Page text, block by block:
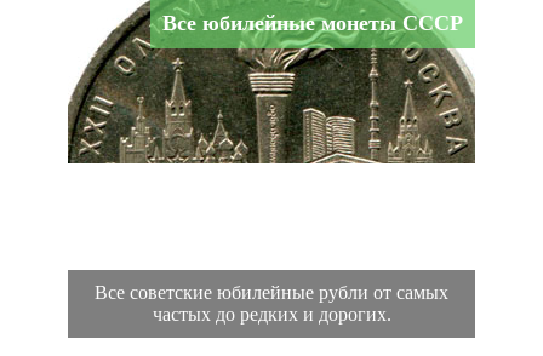
Все юбилейные монеты СССР
Все советские юбилейные рубли от самых
частых до редких и дорогих.